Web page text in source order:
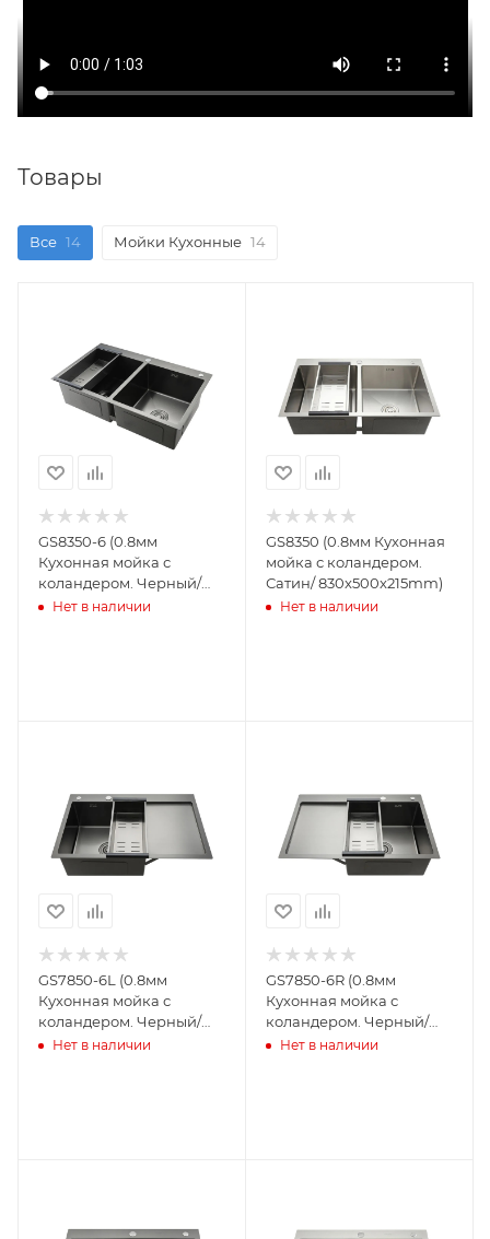
Товары
Все 14 Мойки Кухонные 14
GS8350-6 (0.8мм
Кухонная мойка с
коландером. Черный/
830x500x215mm)
Нет в наличии
GS8350 (0.8мм Кухонная
мойка с коландером.
Сатин/ 830x500x215mm)
Нет в наличии
GS7850-6L (0.8мм
Кухонная мойка с
коландером. Черный/
780x500x215mm)
Нет в наличии
GS7850-6R (0.8мм
Кухонная мойка с
коландером. Черный/
780x500x215mm)
Нет в наличии